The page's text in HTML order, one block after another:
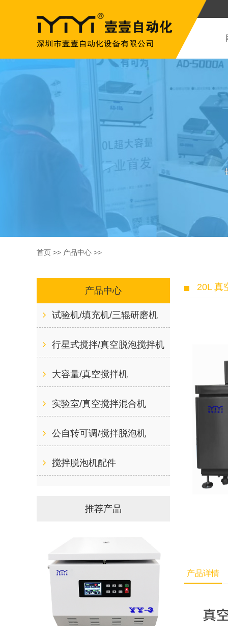
首页 >> 产品中心 >>
产品中心
试验机/填充机/三辊研磨机
行星式搅拌/真空脱泡搅拌机
大容量/真空搅拌机
实验室/真空搅拌混合机
公自转可调/搅拌脱泡机
搅拌脱泡机配件
推荐产品
20L 真
产品详情